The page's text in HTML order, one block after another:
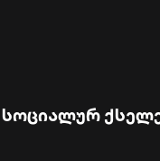
სოციალურ